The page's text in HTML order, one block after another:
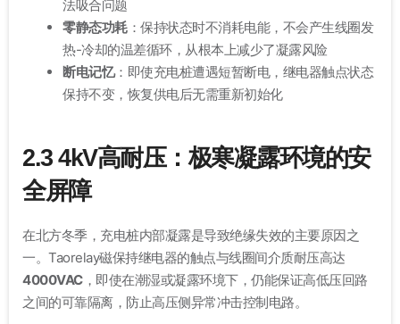
法吸合问题
零静态功耗：保持状态时不消耗电能，不会产生线圈发
热-冷却的温差循环，从根本上减少了凝露风险
断电记忆：即使充电桩遭遇短暂断电，继电器触点状态
保持不变，恢复供电后无需重新初始化
2.3 4kV高耐压：极寒凝露环境的安
全屏障
在北方冬季，充电桩内部凝露是导致绝缘失效的主要原因之
一。Taorelay磁保持继电器的触点与线圈间介质耐压高达
4000VAC，即使在潮湿或凝露环境下，仍能保证高低压回路
之间的可靠隔离，防止高压侧异常冲击控制电路。